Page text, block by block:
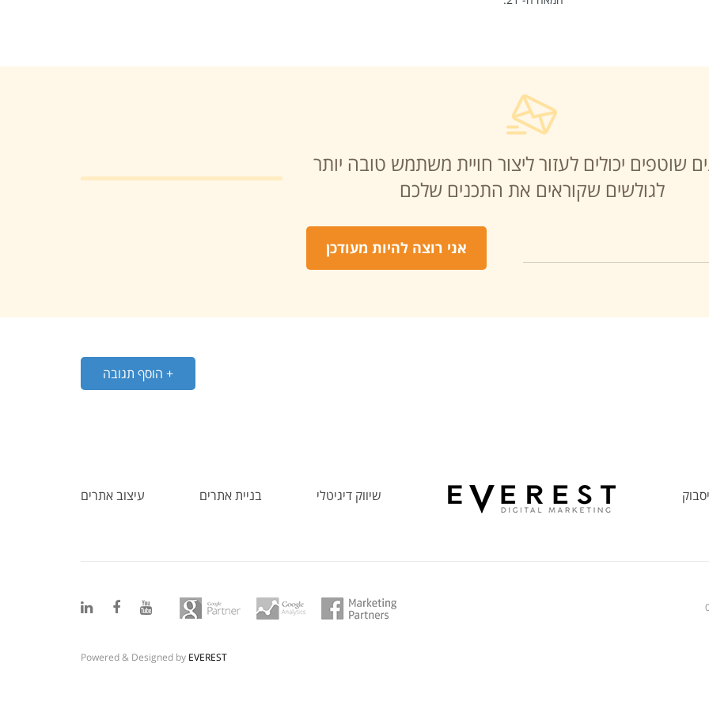
שוטפים יכולים לעזור ליצור חויית משתמש טובה יותר
לגולשים שקוראים את התכנים שלכם
+ הוסף תגובה
שיווק דיגיטלי בניית אתרים עיצוב אתרים
Powered & Designed by EVEREST